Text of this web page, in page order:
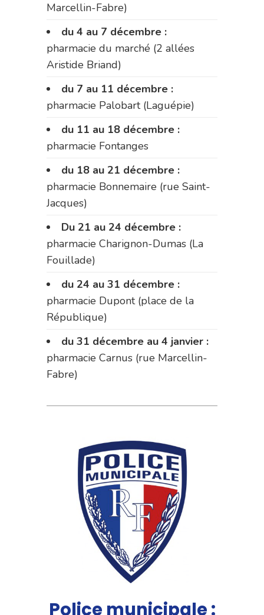
Marcellin-Fabre)
du 4 au 7 décembre :
pharmacie du marché (2 allées
Aristide Briand)
du 7 au 11 décembre :
pharmacie Palobart (Laguépie)
du 11 au 18 décembre :
pharmacie Fontanges
du 18 au 21 décembre :
pharmacie Bonnemaire (rue Saint-
Jacques)
Du 21 au 24 décembre :
pharmacie Charignon-Dumas (La
Fouillade)
du 24 au 31 décembre :
pharmacie Dupont (place de la
République)
du 31 décembre au 4 janvier :
pharmacie Carnus (rue Marcellin-
Fabre)
Police municipale :